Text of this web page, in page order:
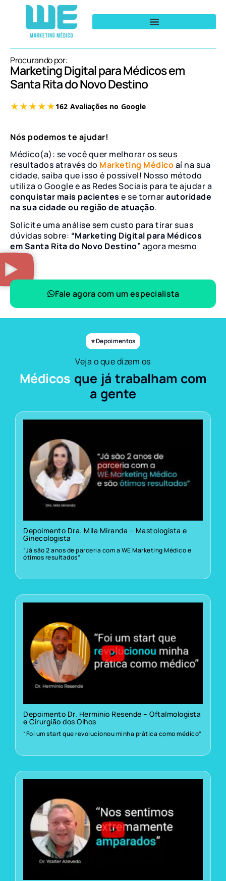
Procurando por:
Marketing Digital para Médicos em
Santa Rita do Novo Destino
Nós podemos te ajudar!
Médico(a): se você quer melhorar os seus
resultados através do Marketing Médicoaí na sua
cidade, saiba que isso é possível! Nosso método
utiliza o Google e as Redes Sociais para te ajudar a
conquistar mais pacientes e se tornarautoridade
na sua cidade ou região de atuação.
Solicite uma análise sem custo para tirar suas
dúvidas sobre: “Marketing Digital para Médicos
em Santa Rita do Novo Destino” agora mesmo
Fale agora com um especialista
⭐ Depoimentos
Veja o que dizem os
Médicos que já trabalham com
a gente
Depoimento Dra. Mila Miranda – Mastologista e
Ginecologista
“Já são 2 anos de parceria com a WE Marketing Médico e
ótimos resultados”
Depoimento Dr. Herminio Resende – Oftalmologista
e Cirurgião dos Olhos
“Foi um start que revolucionou minha prática como médico”